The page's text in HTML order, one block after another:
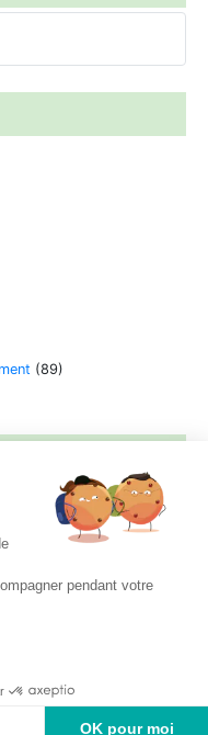
(89)
Prix :0 € —50 €
ça marche ?
rights reserved.
pendant votre
OK pour moi